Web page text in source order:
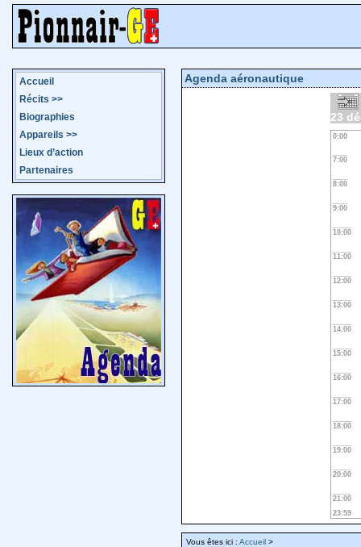
Accueil
Récits >>
Biographies
Appareils >>
Lieux d’action
Partenaires
Agenda aéronautique
23
0:00
7:00
8:00
9:00
10:00
11:00
12:00
13:00
14:00
15:00
16:00
17:00
18:00
19:00
20:00
21:00
23:59
Vous êtes ici : Accueil >